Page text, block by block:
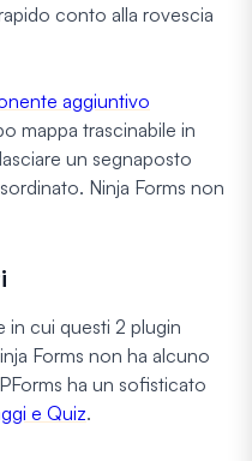
conto alla rovescia
aggiuntivo
mappa trascinabile in
un segnaposto
Ninja Forms non
in cui questi 2 plugin
Forms non ha alcuno
ha un sofisticato
e Quiz.